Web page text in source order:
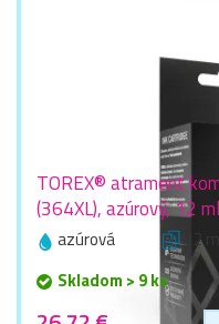
TOREX® atrament
(364XL), azúrový, 12 ml
azúrová 12 ml
Skladom > 9 ks